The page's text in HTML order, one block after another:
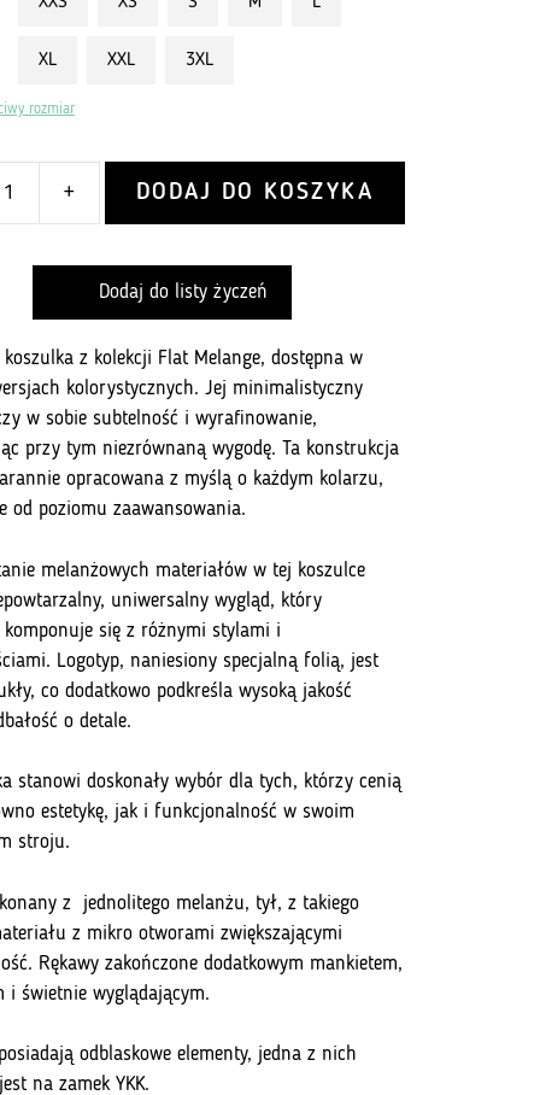
XL XXL 3XL
rozmiar
+ DODAJ DO KOSZYKA
Dodaj do listy życzeń
koszulka z kolekcji Flat Melange, dostępna w
kolorystycznych. Jej minimalistyczny
w sobie subtelność i wyrafinowanie,
przy tym niezrównaną wygodę. Ta konstrukcja
opracowana z myślą o każdym kolarzu,
od poziomu zaawansowania.
melanżowych materiałów w tej koszulce
uniwersalny wygląd, który
komponuje się z różnymi stylami i
Logotyp, naniesiony specjalną folią, jest
co dodatkowo podkreśla wysoką jakość
o detale.
stanowi doskonały wybór dla tych, którzy cenią
estetykę, jak i funkcjonalność w swoim
stroju.
z jednolitego melanżu, tył, z takiego
z mikro otworami zwiększającymi
Rękawy zakończone dodatkowym mankietem,
i świetnie wyglądającym.
odblaskowe elementy, jedna z nich
na zamek YKK.